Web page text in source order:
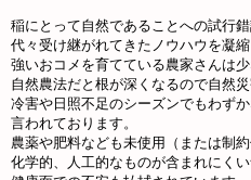
稲にとって自然であることへの試行錯
代々受け継がれてきたノウハウを凝縮
強いおコメを育てている農家さんは
自然農法だと根が深くなるので自然災
冷害や日照不足のシーズンでもわず
言われております。
農薬や肥料なども未使用（または制
化学的、人工的なものが含まれにく